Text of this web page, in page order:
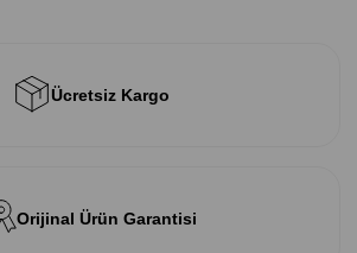
Ücretsiz Kargo
Orijinal Ürün Garantisi